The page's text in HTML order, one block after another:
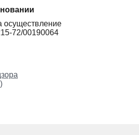
осуществление
72/00190064